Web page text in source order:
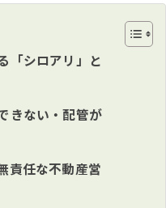
「シロアリ」と
きない・配管が
責任な不動産営